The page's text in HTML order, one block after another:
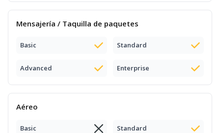
Mensajería / Taquilla de paquetes
Basic Standard
Advanced Enterprise
Aéreo
Basic Standard